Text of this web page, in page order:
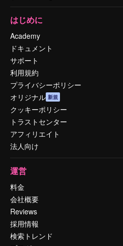
はじめに
Academy
ドキュメント
サポート
利用規約
プライバシーポリシー
オリジナル 新規
クッキーポリシー
トラストセンター
アフィリエイト
法人向け
運営
料金
会社概要
Reviews
採用情報
検索トレンド